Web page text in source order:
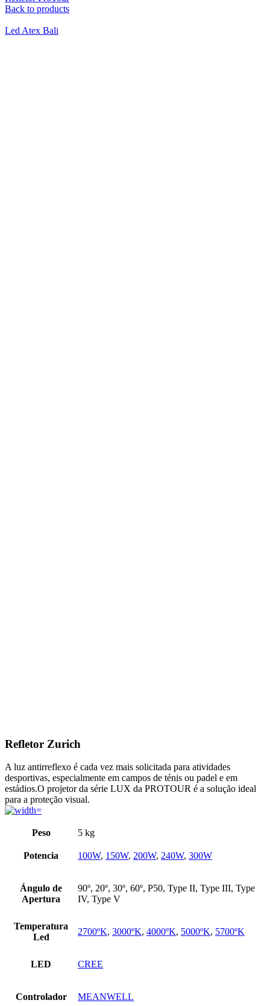
Back to products
Led Atex Bali
Refletor Zurich
A luz antirreflexo é cada vez mais solicitada para atividades
desportivas, especialmente em campos de ténis ou padel e em
estádios.O projetor da série LUX da PROTOUR é a solução ideal
para a proteção visual.
Peso 5 kg
Potencia 100W, 150W, 200W, 240W, 300W
Ángulo de
Apertura
90º, 20º, 30º, 60º, P50, Type II, Type III, Type
IV, Type V
Temperatura
Led
2700ºK, 3000ºK, 4000ºK, 5000ºK, 5700ºK
LED CREE
Controlador MEANWELL